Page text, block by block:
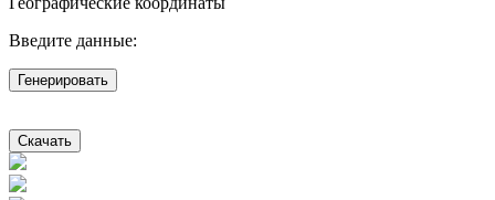
Введите данные:
Генерировать
Скачать